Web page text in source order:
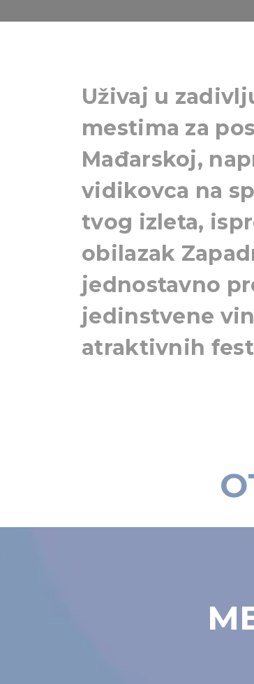
Uživaj u
mestima za
Mađarskoj,
vidikovca na
tvog izleta,
obilazak
jednostavno
jedinstvene
atraktivnih